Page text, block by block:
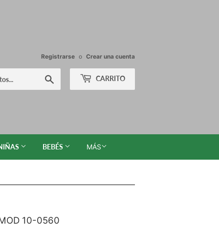
Registrarse o Crear una cuenta
CARRITO
BEBÉS MÁS
10-0560